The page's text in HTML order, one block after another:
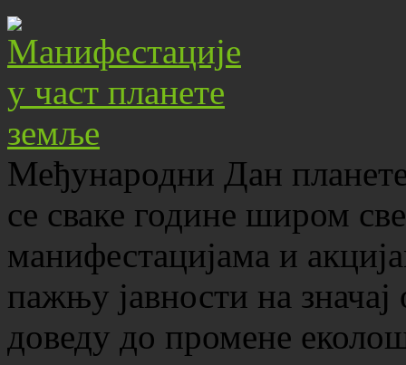
Међународни Дан
се сваке године широм
манифестацијама и
пажњу јавности на
доведу до промене